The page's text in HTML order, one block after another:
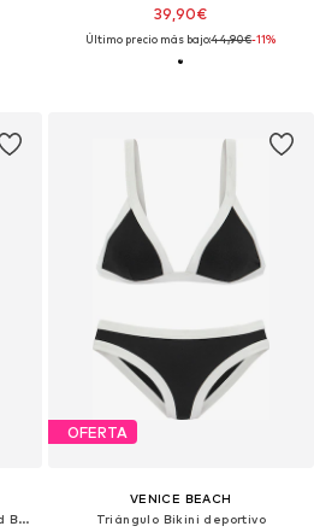
39,90€
Último precio más bajo:44,90€-11%
Bustier Bikini deportivo 'Branded Beach'
OFERTA
VENICE BEACH
Triángulo Bikini deportivo